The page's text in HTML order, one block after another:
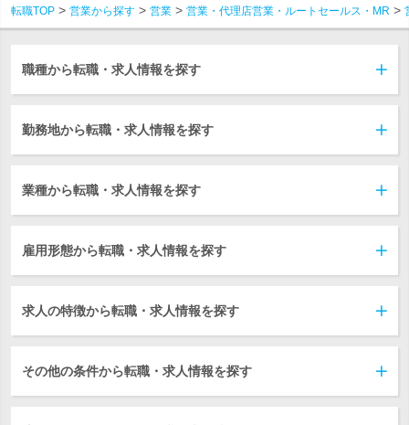
転職TOP 営業から探す 営業 営業・代理店営業・ルートセールス・MR
職種から転職・求人情報を探す
勤務地から転職・求人情報を探す
業種から転職・求人情報を探す
雇用形態から転職・求人情報を探す
求人の特徴から転職・求人情報を探す
その他の条件から転職・求人情報を探す